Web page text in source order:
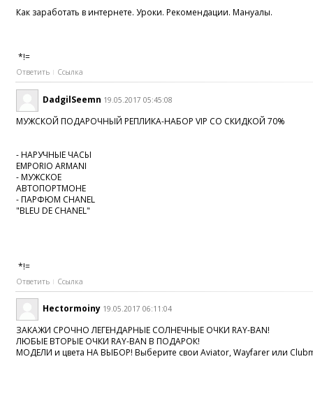
Как заработать в интернете. Уроки. Рекомендации. Мануалы.
*!=
Ответить Ссылка
DadgilSeemn 19.05.2017 05:45:08
МУЖСКОЙ ПОДАРОЧНЫЙ РЕПЛИКА-НАБОР VIP СО СКИДКОЙ 70%
- НАРУЧНЫЕ ЧАСЫ
EMPORIO ARMANI
- МУЖСКОЕ
АВТОПОРТМОНЕ
- ПАРФЮМ CHANEL
"BLEU DE CHANEL"
*!=
Ответить Ссылка
Hectormoiny 19.05.2017 06:11:04
ЗАКАЖИ СРОЧНО ЛЕГЕНДАРНЫЕ СОЛНЕЧНЫЕ ОЧКИ RAY-BAN!
ЛЮБЫЕ ВТОРЫЕ ОЧКИ RAY-BAN В ПОДАРОК!
МОДЕЛИ и цвета НА ВЫБОР! Выберите свои Aviator, Wayfarer или